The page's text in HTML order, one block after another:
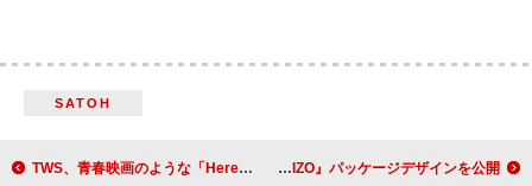
SATOH
TWS、青春映画のような「Here For You」スペシャルビデオ公開 King Gnu、ニューシングル『AIZO』パッケージデザインを公開